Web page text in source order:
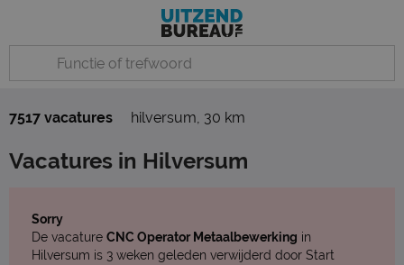
7517 vacatures hilversum, 30 km
Vacatures in Hilversum
Sorry
De vacature CNC Operator Metaalbewerking in
Hilversum is 3 weken geleden verwijderd door Start